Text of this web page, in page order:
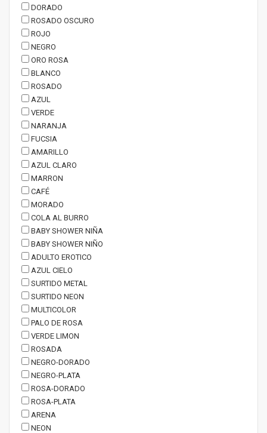
DORADO
ROSADO OSCURO
ROJO
NEGRO
ORO ROSA
BLANCO
ROSADO
AZUL
VERDE
NARANJA
FUCSIA
AMARILLO
AZUL CLARO
MARRON
CAFÉ
MORADO
COLA AL BURRO
BABY SHOWER NIÑA
BABY SHOWER NIÑO
ADULTO EROTICO
AZUL CIELO
SURTIDO METAL
SURTIDO NEON
MULTICOLOR
PALO DE ROSA
VERDE LIMON
ROSADA
NEGRO-DORADO
NEGRO-PLATA
ROSA-DORADO
ROSA-PLATA
ARENA
NEON